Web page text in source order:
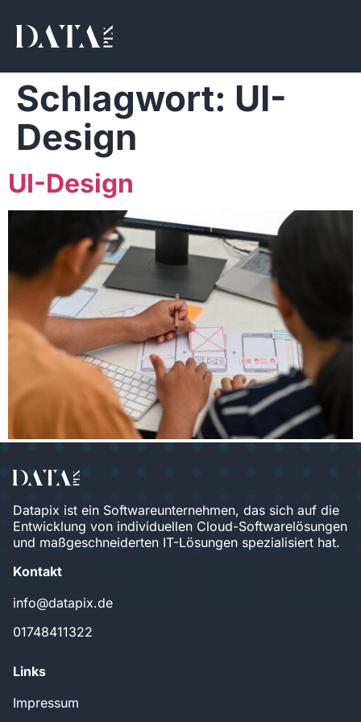
Schlagwort: UI-
Design
UI-Design
Datapix ist ein Softwareunternehmen, das sich auf die
Entwicklung von individuellen Cloud-Softwarelösungen
und maßgeschneiderten IT-Lösungen spezialisiert hat.
Kontakt
info@datapix.de
01748411322
Links
Impressum